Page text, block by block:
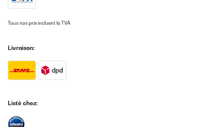
Tous nos prix incluent la TVA
Livraison:
Listé chez: